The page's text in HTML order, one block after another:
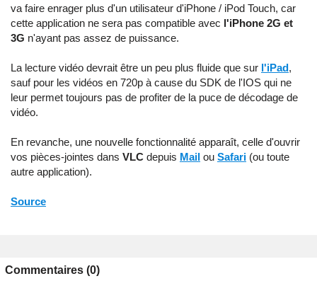
va faire enrager plus d'un utilisateur d'iPhone / iPod Touch, car
cette application ne sera pas compatible avec l'iPhone 2G et
3G n'ayant pas assez de puissance.
La lecture vidéo devrait être un peu plus fluide que sur l'iPad,
sauf pour les vidéos en 720p à cause du SDK de l'IOS qui ne
leur permet toujours pas de profiter de la puce de décodage de
vidéo.
En revanche, une nouvelle fonctionnalité apparaît, celle d'ouvrir
vos pièces-jointes dans VLC depuis Mail ou Safari (ou toute
autre application).
Source
Commentaires (0)